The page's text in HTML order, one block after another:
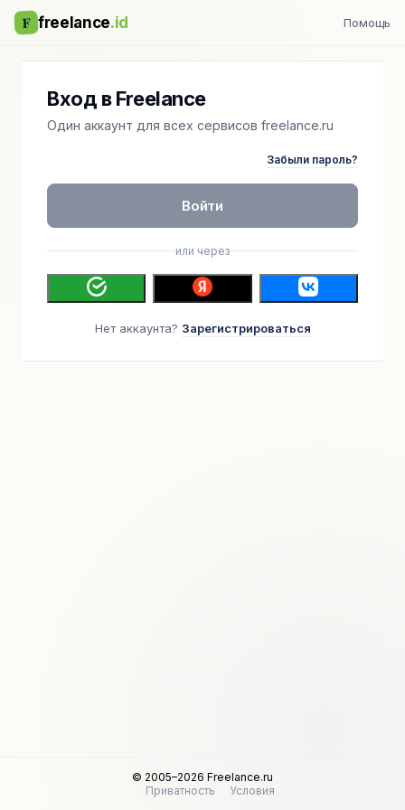
F freelance.id Помощь
Вход в Freelance
Один аккаунт для всех сервисов freelance.ru
Забыли пароль?
Войти
или через
Нет аккаунта? Зарегистрироваться
© 2005–2026 Freelance.ru
Приватность
Условия